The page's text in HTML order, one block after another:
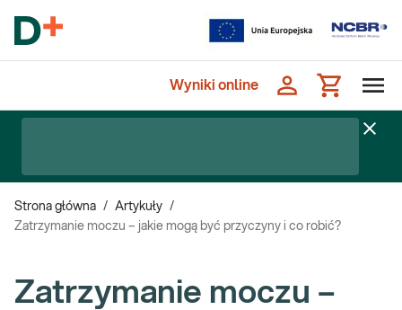
Wyniki online
Strona główna / Artykuły /
Zatrzymanie moczu – jakie mogą być przyczyny i co robić?
Zatrzymanie moczu –